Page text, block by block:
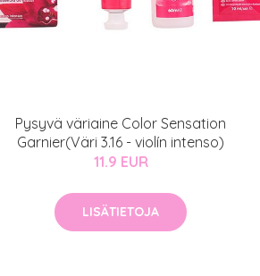
Pysyvä väriaine Color Sensation
Garnier(Väri 3.16 - violín intenso)
11.9 EUR
LISÄTIETOJA